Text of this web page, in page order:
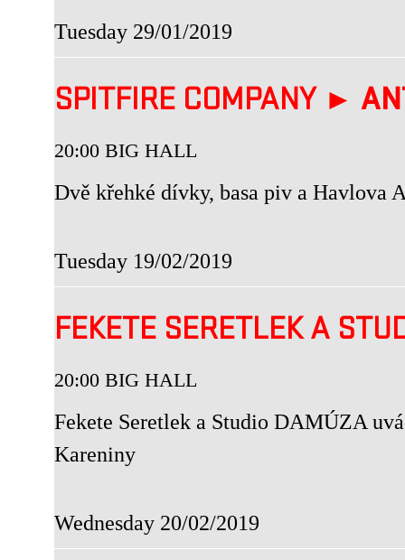
Tuesday 29/01/2019
SPITFIRE COMPANY ►
20:00 BIG HALL
Dvě křehké dívky, basa piv a Havlova
Tuesday 19/02/2019
FEKETE SERETLEK A
20:00 BIG HALL
Fekete Seretlek a Studio DAMÚZA
Kareniny
Wednesday 20/02/2019